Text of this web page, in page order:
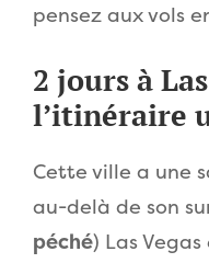
pensez aux vols
2 jours à
l’itinéraire
Cette ville a une
au-delà de son
péché) Las